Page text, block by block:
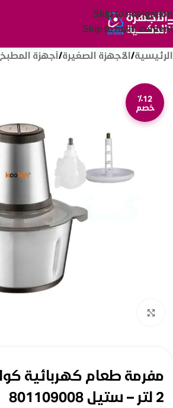
Skip to navigation
Skip to main content
الرئيسية/الأجهزة الصغيرة/أجهزة المطبخ
٪12
خصم
2 لتر – ستيل 801109008